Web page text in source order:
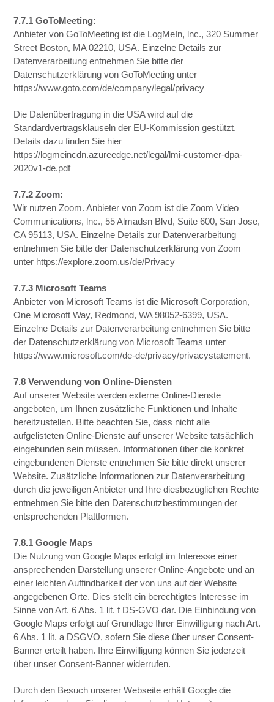
7.7.1 GoToMeeting:
Anbieter von GoToMeeting ist die LogMeIn, lnc., 320 Summer
Street Boston, MA 02210, USA. Einzelne Details zur
Datenverarbeitung entnehmen Sie bitte der
Datenschutzerklärung von GoToMeeting unter
https://www.goto.com/de/company/legal/privacy
Die Datenübertragung in die USA wird auf die
Standardvertragsklauseln der EU-Kommission gestützt.
Details dazu finden Sie hier
https://logmeincdn.azureedge.net/legal/lmi-customer-dpa-
2020v1-de.pdf
7.7.2 Zoom:
Wir nutzen Zoom. Anbieter von Zoom ist die Zoom Video
Communications, lnc., 55 Almadsn Blvd, Suite 600, San Jose,
CA 95113, USA. Einzelne Details zur Datenverarbeitung
entnehmen Sie bitte der Datenschutzerklärung von Zoom
unter https://explore.zoom.us/de/Privacy
7.7.3 Microsoft Teams
Anbieter von Microsoft Teams ist die Microsoft Corporation,
One Microsoft Way, Redmond, WA 98052-6399, USA.
Einzelne Details zur Datenverarbeitung entnehmen Sie bitte
der Datenschutzerklärung von Microsoft Teams unter
https://www.microsoft.com/de-de/privacy/privacystatement.
7.8 Verwendung von Online-Diensten
Auf unserer Website werden externe Online-Dienste
angeboten, um Ihnen zusätzliche Funktionen und Inhalte
bereitzustellen. Bitte beachten Sie, dass nicht alle
aufgelisteten Online-Dienste auf unserer Website tatsächlich
eingebunden sein müssen. Informationen über die konkret
eingebundenen Dienste entnehmen Sie bitte direkt unserer
Website. Zusätzliche Informationen zur Datenverarbeitung
durch die jeweiligen Anbieter und Ihre diesbezüglichen Rechte
entnehmen Sie bitte den Datenschutzbestimmungen der
entsprechenden Plattformen.
7.8.1 Google Maps
Die Nutzung von Google Maps erfolgt im Interesse einer
ansprechenden Darstellung unserer Online-Angebote und an
einer leichten Auffindbarkeit der von uns auf der Website
angegebenen Orte. Dies stellt ein berechtigtes Interesse im
Sinne von Art. 6 Abs. 1 lit. f DS-GVO dar. Die Einbindung von
Google Maps erfolgt auf Grundlage Ihrer Einwilligung nach Art.
6 Abs. 1 lit. a DSGVO, sofern Sie diese über unser Consent-
Banner erteilt haben. Ihre Einwilligung können Sie jederzeit
über unser Consent-Banner widerrufen.
Durch den Besuch unserer Webseite erhält Google die